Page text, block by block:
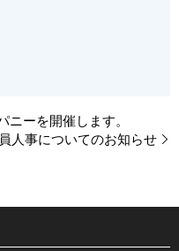
ーを開催します。
人事についてのお知らせ